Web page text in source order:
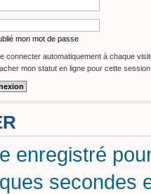
mon mot de passe
connecter automatiquement à chaque
mon statut en ligne pour cette session
enregistré
secondes